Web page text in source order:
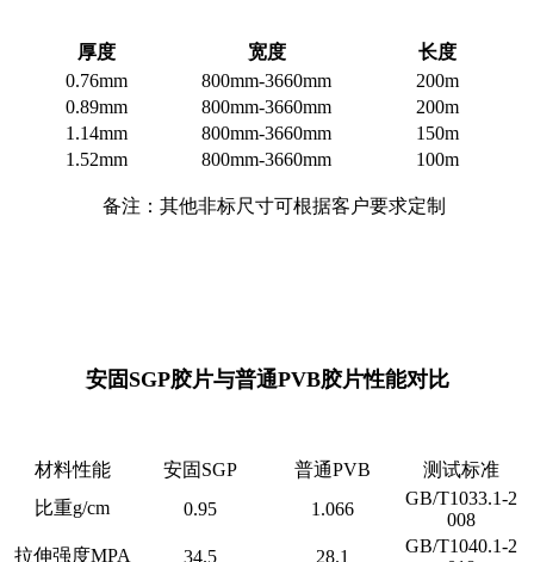
厚度 宽度
长度
0.76mm
800mm-3660mm
200m
0.89mm
800mm-3660mm
200m
1.14mm
800mm-3660mm
150m
1.52mm
800mm-3660mm 100m
备注：其他非标尺寸可根据客户要求定制
安固SGP胶片与普通PVB胶片性能对比
材料性能 安固SGP 普通PVB
测试标准
比重g/cm
0.95 1.066
GB/T1033.1-2
008
拉伸强度MPA
34.5 28.1
GB/T1040.1-2